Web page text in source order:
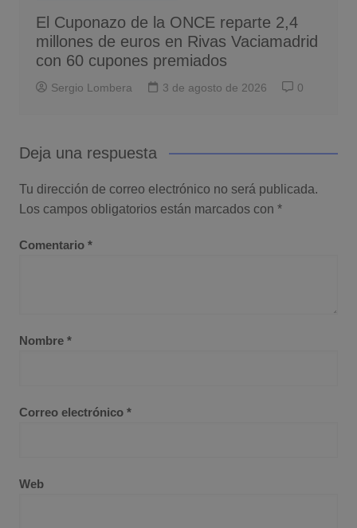
El Cuponazo de la ONCE reparte 2,4
millones de euros en Rivas Vaciamadrid
con 60 cupones premiados
Sergio Lombera 3 de agosto de 2026 0
Deja una respuesta
Tu dirección de correo electrónico no será publicada.
Los campos obligatorios están marcados con *
Comentario *
Nombre *
Correo electrónico *
Web